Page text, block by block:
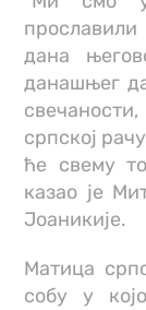
дана
данашњег
српској
ће свему
казао је
Јоаникије.
Матица
собу у